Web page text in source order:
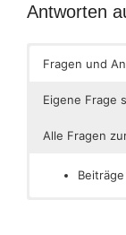
Antworten
Fragen und
Eigene Frage
Alle Fragen